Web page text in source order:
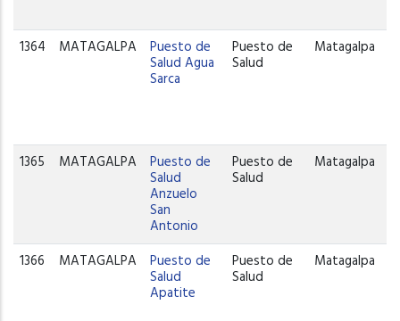
1364 MATAGALPA Puesto de
Salud Agua
Sarca
Puesto de
Salud
Matagalpa
1365 MATAGALPA Puesto de
Salud
Anzuelo
San
Antonio
Puesto de
Salud
Matagalpa
1366 MATAGALPA Puesto de
Salud
Apatite
Puesto de
Salud
Matagalpa